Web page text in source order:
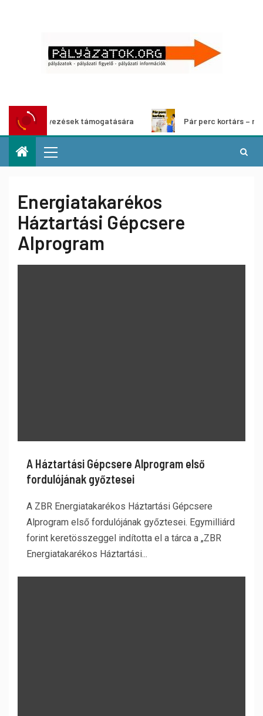
támogatására Pár perc kortárs – rövidfilm
Energiatakarékos
Háztartási Gépcsere
Alprogram
A Háztartási Gépcsere Alprogram első
fordulójának győztesei
A ZBR Energiatakarékos Háztartási Gépcsere
Alprogram első fordulójának győztesei. Egymilliárd
forint keretösszeggel indította el a tárca a „ZBR
Energiatakarékos Háztartási...